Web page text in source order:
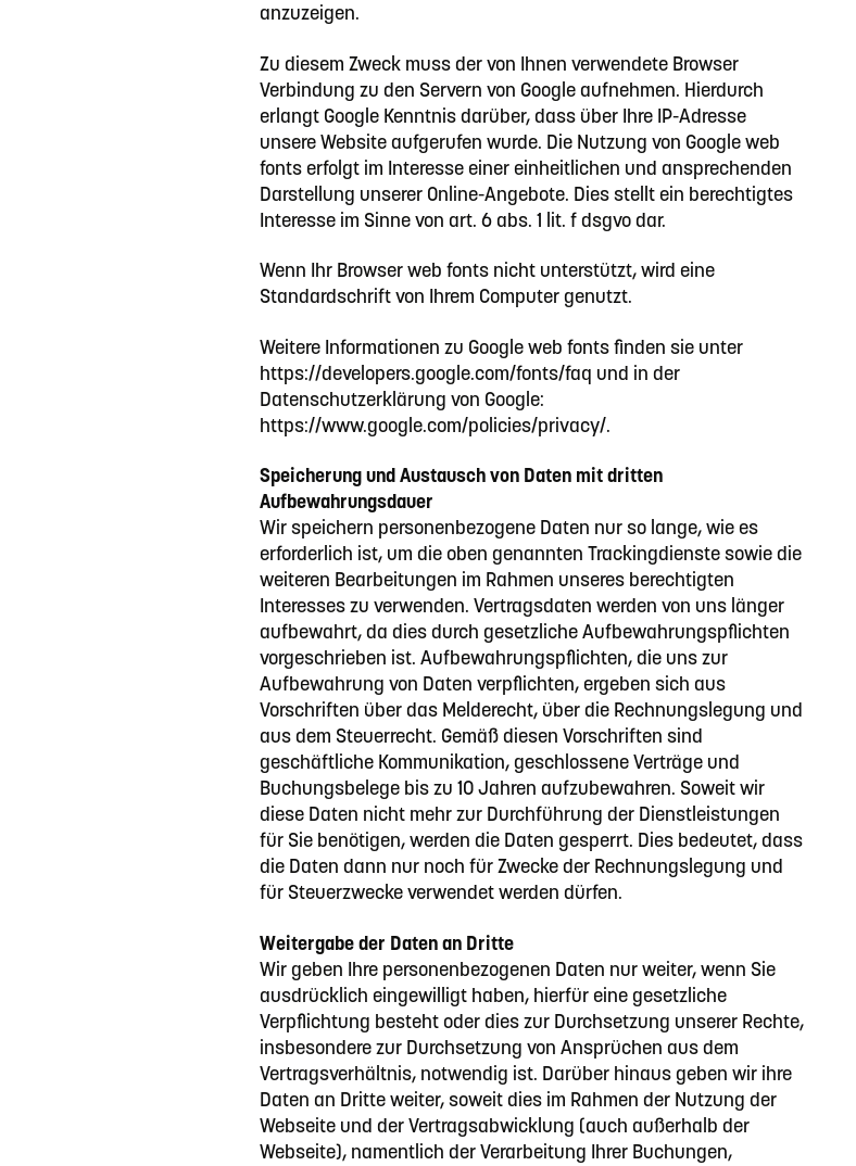
anzuzeigen.
Zu diesem Zweck muss der von Ihnen verwendete Browser
Verbindung zu den Servern von Google aufnehmen. Hierdurch
erlangt Google Kenntnis darüber, dass über Ihre IP-Adresse
unsere Website aufgerufen wurde. Die Nutzung von Google web
fonts erfolgt im Interesse einer einheitlichen und ansprechenden
Darstellung unserer Online-Angebote. Dies stellt ein berechtigtes
Interesse im Sinne von art. 6 abs. 1 lit. f dsgvo dar.
Wenn Ihr Browser web fonts nicht unterstützt, wird eine
Standardschrift von Ihrem Computer genutzt.
Weitere Informationen zu Google web fonts finden sie unter
https://developers.google.com/fonts/faq und in der
Datenschutzerklärung von Google:
https://www.google.com/policies/privacy/.
Speicherung und Austausch von Daten mit dritten
Aufbewahrungsdauer
Wir speichern personenbezogene Daten nur so lange, wie es
erforderlich ist, um die oben genannten Trackingdienste sowie die
weiteren Bearbeitungen im Rahmen unseres berechtigten
Interesses zu verwenden. Vertragsdaten werden von uns länger
aufbewahrt, da dies durch gesetzliche Aufbewahrungspflichten
vorgeschrieben ist. Aufbewahrungspflichten, die uns zur
Aufbewahrung von Daten verpflichten, ergeben sich aus
Vorschriften über das Melderecht, über die Rechnungslegung und
aus dem Steuerrecht. Gemäß diesen Vorschriften sind
geschäftliche Kommunikation, geschlossene Verträge und
Buchungsbelege bis zu 10 Jahren aufzubewahren. Soweit wir
diese Daten nicht mehr zur Durchführung der Dienstleistungen
für Sie benötigen, werden die Daten gesperrt. Dies bedeutet, dass
die Daten dann nur noch für Zwecke der Rechnungslegung und
für Steuerzwecke verwendet werden dürfen.
Weitergabe der Daten an Dritte
Wir geben Ihre personenbezogenen Daten nur weiter, wenn Sie
ausdrücklich eingewilligt haben, hierfür eine gesetzliche
Verpflichtung besteht oder dies zur Durchsetzung unserer Rechte,
insbesondere zur Durchsetzung von Ansprüchen aus dem
Vertragsverhältnis, notwendig ist. Darüber hinaus geben wir ihre
Daten an Dritte weiter, soweit dies im Rahmen der Nutzung der
Webseite und der Vertragsabwicklung (auch außerhalb der
Webseite), namentlich der Verarbeitung Ihrer Buchungen,